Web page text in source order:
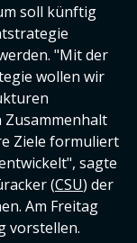
soll künftig
"Mit der
wollen wir
Zusammenhalt
Ziele formuliert
sagte
(CSU) der
Am Freitag
vorstellen.